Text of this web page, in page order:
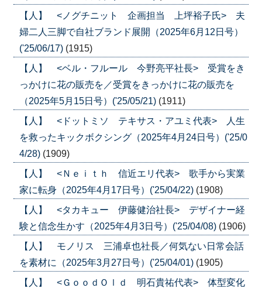
【人】 <ノグチニット 企画担当 上坪裕子氏> 夫
婦二人三脚で自社ブランド展開（2025年6月12日号）
('25/06/17) (1915)
【人】 <ベル・フルール 今野亮平社長> 受賞をき
っかけに花の販売を／受賞をきっかけに花の販売を
（2025年5月15日号）('25/05/21) (1911)
【人】 <ドットミソ テキサス・アユミ代表> 人生
を救ったキックボクシング（2025年4月24日号）('25/0
4/28) (1909)
【人】 <Ｎｅｉｔｈ 信近エリ代表> 歌手から実業
家に転身（2025年4月17日号）('25/04/22) (1908)
【人】 <タカキュー 伊藤健治社長> デザイナー経
験と信念生かす（2025年4月3日号）('25/04/08) (1906)
【人】 モノリス 三浦卓也社長／何気ない日常会話
を素材に（2025年3月27日号）('25/04/01) (1905)
【人】 <ＧｏｏｄＯｌｄ 明石貴祐代表> 体型変化